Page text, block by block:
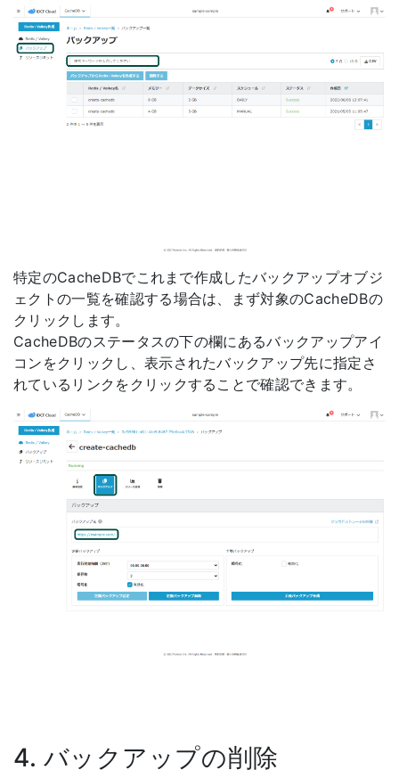
特定のCacheDBでこれまで作成したバックアップオブジ
ェクトの一覧を確認する場合は、まず対象のCacheDBの
クリックします。
CacheDBのステータスの下の欄にあるバックアップアイ
コンをクリックし、表示されたバックアップ先に指定さ
れているリンクをクリックすることで確認できます。
4. バックアップの削除